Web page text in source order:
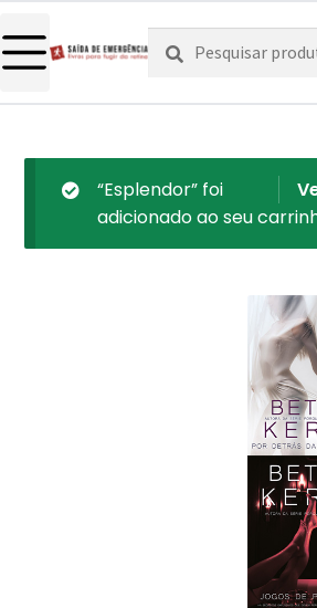
Pesquisar
por:
Pesquisa
“Esplendor” foi
adicionado ao seu